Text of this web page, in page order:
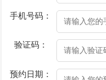
手机号码：
验证码：
预约日期：